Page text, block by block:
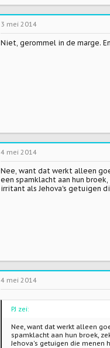
3 mei 2014
Niet, gerommel in de marge.
4 mei 2014
Nee, want dat werkt alleen
een spamklacht aan hun
irritant als Jehova's getuigen
4 mei 2014
PJ zei:
Nee, want dat werkt alleen
spamklacht aan hun broek,
Jehova's getuigen die menen